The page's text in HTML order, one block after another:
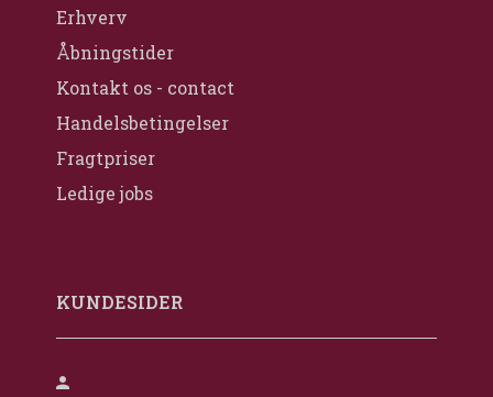
Erhverv
Åbningstider
Kontakt os - contact
Handelsbetingelser
Fragtpriser
Ledige jobs
KUNDESIDER